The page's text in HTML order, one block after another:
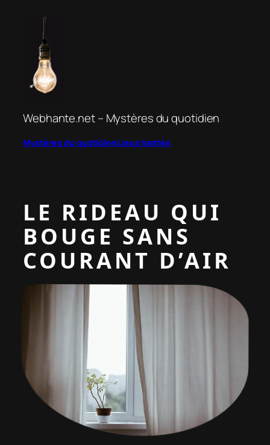
Webhante.net – Mystères du quotidien
Mystères du quotidienLieux hantés
LE RIDEAU QUI
BOUGE SANS
COURANT D’AIR